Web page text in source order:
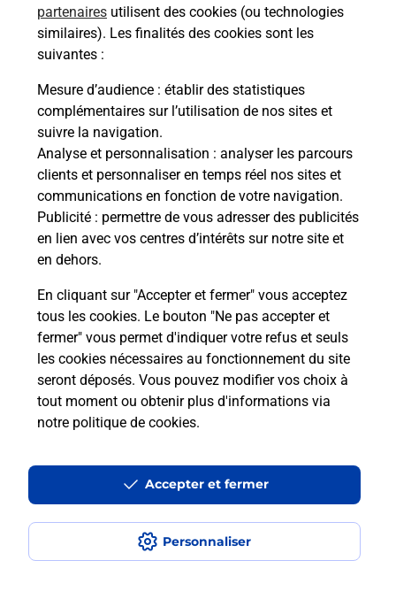
partenaires utilisent des cookies (ou technologies
similaires). Les finalités des cookies sont les
suivantes :
Mesure d’audience : établir des statistiques
complémentaires sur l’utilisation de nos sites et
suivre la navigation.
Analyse et personnalisation : analyser les parcours
clients et personnaliser en temps réel nos sites et
communications en fonction de votre navigation.
Publicité : permettre de vous adresser des publicités
en lien avec vos centres d’intérêts sur notre site et
en dehors.
En cliquant sur "Accepter et fermer" vous acceptez
tous les cookies. Le bouton "Ne pas accepter et
fermer" vous permet d'indiquer votre refus et seuls
les cookies nécessaires au fonctionnement du site
seront déposés. Vous pouvez modifier vos choix à
tout moment ou obtenir plus d'informations via
notre politique de cookies.
Personnaliser
Accepter et fermer
La téléassistance classique avec
médaillon d’alarme qu’est ce que
c’est ?
Comment fonctionne la
téléassistance classique ?
Comment est installée la
téléassistance classique ?
Localiser Liste
Liste - téléassistance
Haute-Vienne - téléassistance
St Victurnien - téléassistance
Accessibilité : partiellement conforme
Conditions contractuelles
Mentions légales